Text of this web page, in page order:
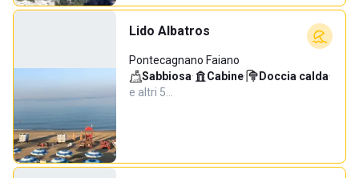
Lido Albatros
Pontecagnano Faiano
Sabbiosa· Cabine· Doccia calda·
e altri 5…